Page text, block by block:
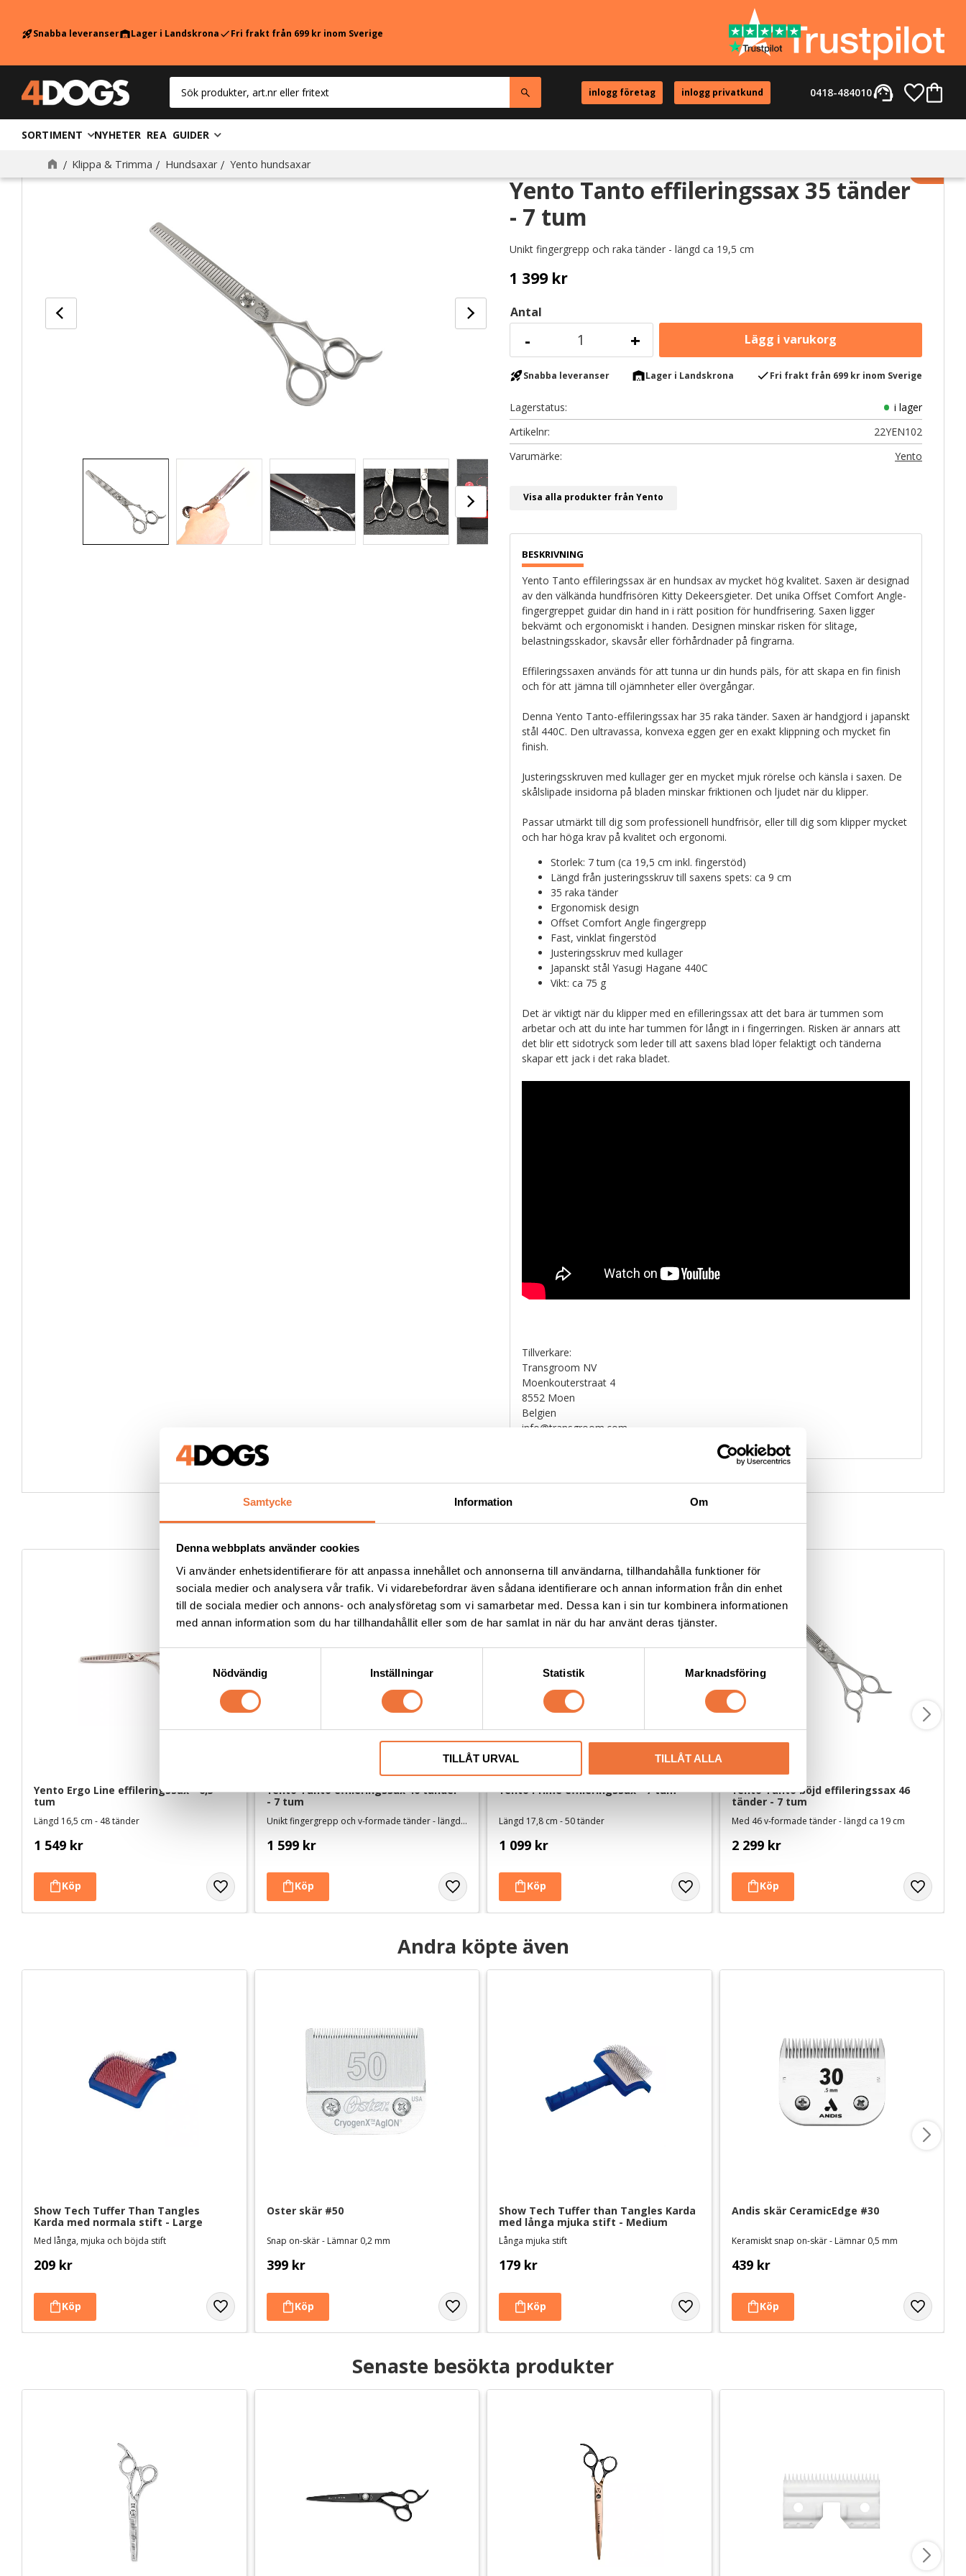
Samtycke Information Om
Denna webbplats använder cookies
Vi använder enhetsidentifierare för att anpassa innehållet och annonserna till användarna, tillhandahålla funktioner för
sociala medier och analysera vår trafik. Vi vidarebefordrar även sådana identifierare och annan information från din enhet
till de sociala medier och annons- och analysföretag som vi samarbetar med. Dessa kan i sin tur kombinera informationen
med annan information som du har tillhandahållit eller som de har samlat in när du har använt deras tjänster.
S
a
s
Nödvändig Inställningar Statistik Marknadsföring
TILLÅT URVAL TILLÅT ALLA
rocket_launchSnabba leveranserwarehouseLager i LandskronacheckFri frakt från 699 kr inom Sverige
inlogg företag inlogg privatkund support_agent
0418-484010
SORTIMENT NYHETER REA GUIDER
Klippa & Trimma Hundsaxar Yento hundsaxar
Yento Tanto effileringssax 35 tänder
- 7 tum
Unikt fingergrepp och raka tänder - längd ca 19,5 cm
1 399kr
Antal
+
-
Lägg
rocket_launchSnabba leveranser warehouseLager i Landskrona checkFri frakt från 699 kr inom Sverige
Lagerstatus
i lager
Artikelnr
22YEN102
Yento
Visa alla produkter från Yento
Yento Tanto effileringssax är en hundsax av mycket hög kvalitet. Saxen är designad
av den välkända hundfrisören Kitty Dekeersgieter. Det unika Offset Comfort Angle-
fingergreppet guidar din hand in i rätt position för hundfrisering. Saxen ligger
bekvämt och ergonomiskt i handen. Designen minskar risken för slitage,
belastningsskador, skavsår eller förhårdnader på fingrarna.
Effileringssaxen används för att tunna ur din hunds päls, för att skapa en fin finish
och för att jämna till ojämnheter eller övergångar.
Denna Yento Tanto-effileringssax har 35 raka tänder. Saxen är handgjord i japanskt
stål 440C. Den ultravassa, konvexa eggen ger en exakt klippning och mycket fin
finish.
Justeringsskruven med kullager ger en mycket mjuk rörelse och känsla i saxen. De
skålslipade insidorna på bladen minskar friktionen och ljudet när du klipper.
Passar utmärkt till dig som professionell hundfrisör, eller till dig som klipper mycket
och har höga krav på kvalitet och ergonomi.
Storlek: 7 tum (ca 19,5 cm inkl. fingerstöd)
Längd från justeringsskruv till saxens spets: ca 9 cm
35 raka tänder
Ergonomisk design
Offset Comfort Angle fingergrepp
Fast, vinklat fingerstöd
Justeringsskruv med kullager
Japanskt stål Yasugi Hagane 440C
Vikt: ca 75 g
Det är viktigt när du klipper med en efilleringssax att det bara är tummen som
arbetar och att du inte har tummen för långt in i fingerringen. Risken är annars att
det blir ett sidotryck som leder till att saxens blad löper felaktigt och tänderna
skapar ett jack i det raka bladet.
Tillverkare:
Transgroom NV
Moenkouterstraat 4
8552 Moen
Belgien
info@transgroom.com
Liknande produkter
Yento Ergo Line effileringssax - 6,5
tum
Längd 16,5 cm - 48 tänder
1 549 kr
Yento Tanto effileringssax 40 tänder
- 7 tum
Unikt fingergrepp och v-formade tänder - längd ca 19 cm
1 599 kr
Yento Prime effileringssax - 7 tum
Längd 17,8 cm - 50 tänder
1 099 kr
Yento Tanto böjd effileringssax 46
tänder - 7 tum
Med 46 v-formade tänder - längd ca 19 cm
2 299 kr
Andra köpte även
Show Tech Tuffer Than Tangles
Karda med normala stift - Large
Med långa, mjuka och böjda stift
209 kr
Oster skär #50
Snap on-skär - Lämnar 0,2 mm
399 kr
Show Tech Tuffer than Tangles Karda
med långa mjuka stift - Medium
Långa mjuka stift
179 kr
Andis skär CeramicEdge #30
Keramiskt snap on-skär - Lämnar 0,5 mm
439 kr
Senaste besökta produkter